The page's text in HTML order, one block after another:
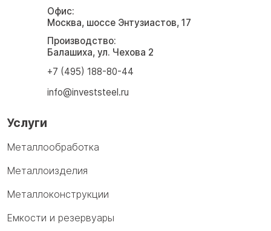
Офис:
Москва, шоссе Энтузиастов, 17
Производство:
Балашиха, ул. Чехова 2
+7 (495) 188-80-44
info@investsteel.ru
Услуги
Металлообработка
Металлоизделия
Металлоконструкции
Емкости и резервуары